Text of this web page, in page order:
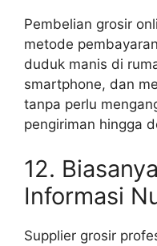
Pembelian grosir
metode
duduk manis di
smartphone, dan
tanpa perlu
pengiriman hingga
12.
Informasi
Supplier grosir